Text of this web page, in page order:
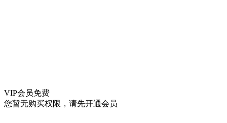
VIP会员免费
您暂无购买权限，请先开通会员